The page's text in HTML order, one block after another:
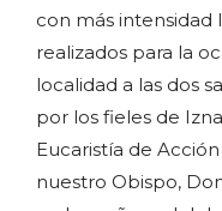
con más intensidad
realizados para la
localidad a las dos
por los fieles de
Eucaristía de
nuestro Obispo,